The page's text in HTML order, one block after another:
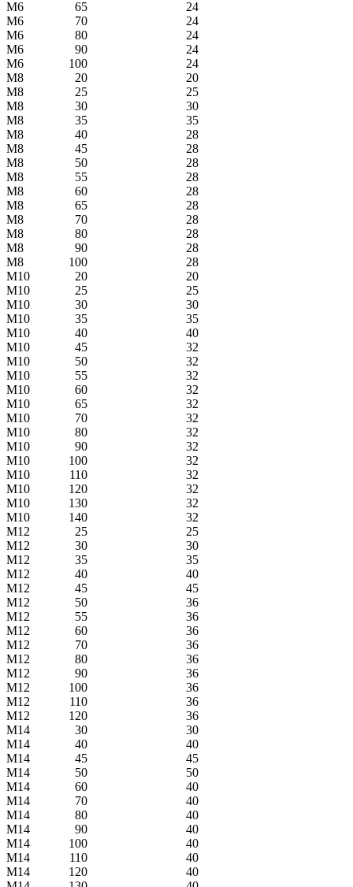
М6
65
24
М6
70
24
М6
80
24
М6
90
24
М6
100
24
М8
20
20
М8
25
25
М8
30
30
М8
35
35
М8
40
28
М8
45
28
М8
50
28
М8
55
28
М8
60
28
М8
65
28
М8
70
28
М8
80
28
М8
90
28
М8
100
28
М10
20
20
М10
25
25
М10
30
30
М10
35
35
М10
40
40
М10
45
32
М10
50
32
М10
55
32
М10
60
32
М10
65
32
М10
70
32
М10
80
32
М10
90
32
М10
100
32
М10
110
32
М10
120
32
М10
130
32
М10
140
32
М12
25
25
М12
30
30
М12
35
35
М12
40
40
М12
45
45
М12
50
36
М12
55
36
М12
60
36
М12
70
36
М12
80
36
М12
90
36
М12
100
36
М12
110
36
М12
120
36
М14
30
30
М14
40
40
М14
45
45
М14
50
50
М14
60
40
М14
70
40
М14
80
40
М14
90
40
М14
100
40
М14
110
40
М14
120
40